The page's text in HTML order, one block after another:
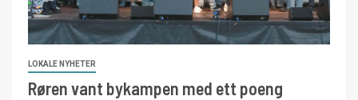
LOKALE NYHETER
Røren vant bykampen med ett poeng